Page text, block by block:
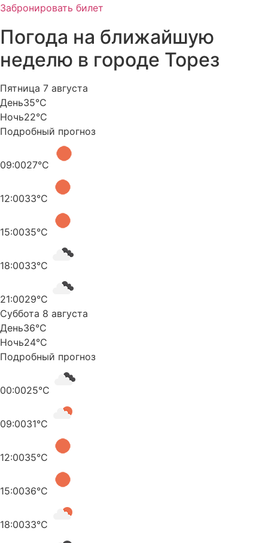
Забронировать билет
Погода на ближайшую
неделю в городе Торез
Пятница 7 августа
День35°C
Ночь22°C
Подробный прогноз
09:0027°C
12:0033°C
15:0035°C
18:0033°C
21:0029°C
Суббота 8 августа
День36°C
Ночь24°C
Подробный прогноз
00:0025°C
09:0031°C
12:0035°C
15:0036°C
18:0033°C